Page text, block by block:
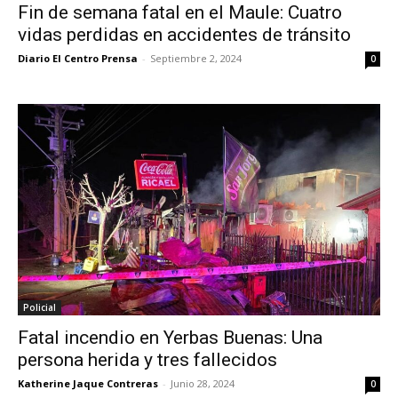
Fin de semana fatal en el Maule: Cuatro
vidas perdidas en accidentes de tránsito
Diario El Centro Prensa - Septiembre 2, 2024 0
Policial
Fatal incendio en Yerbas Buenas: Una
persona herida y tres fallecidos
Katherine Jaque Contreras - Junio 28, 2024 0